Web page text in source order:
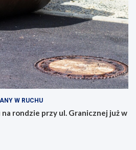
W RUCHU
rondzie przy ul. Granicznej już w